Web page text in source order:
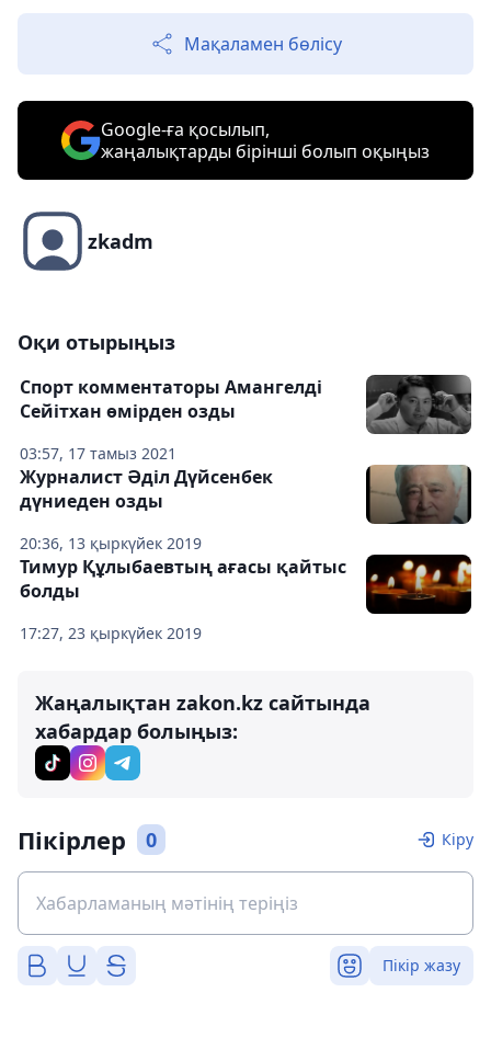
Мақаламен бөлісу
Google-ға қосылып,
жаңалықтарды бірінші болып оқыңыз
zkadm
Оқи отырыңыз
03:57, 17 тамыз 2021
Спорт комментаторы Амангелді
Сейітхан өмірден озды
20:36, 13 қыркүйек 2019
Журналист Әділ Дүйсенбек
дүниеден озды
17:27, 23 қыркүйек 2019
Тимур Құлыбаевтың ағасы қайтыс
болды
Жаңалықтан zakon.kz сайтында
хабардар болыңыз:
Пікірлер 0 Кіру
Пікір жазу